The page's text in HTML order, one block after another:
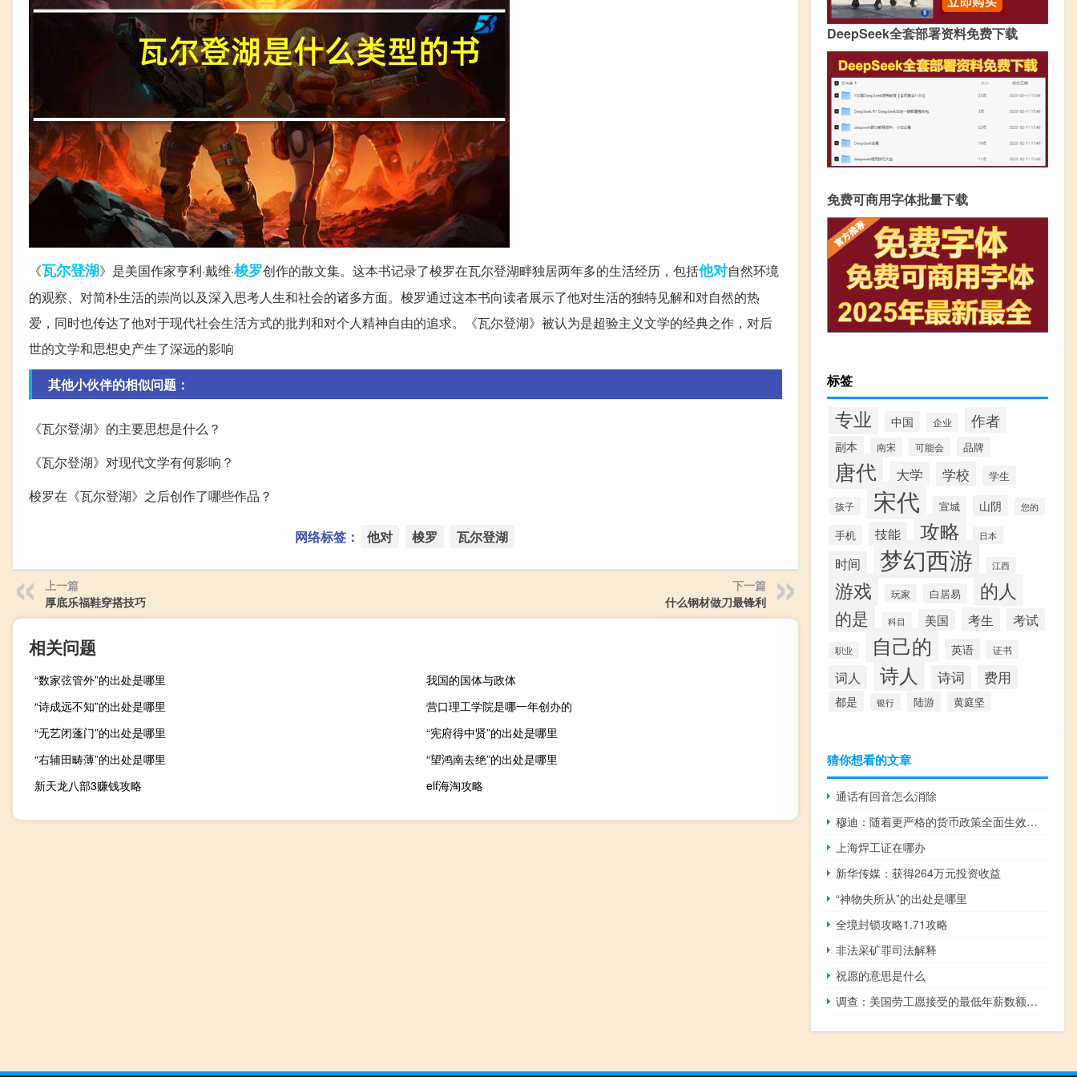
《瓦尔登湖》是美国作家亨利·戴维·梭罗创作的散文集。这本书记录了梭罗在瓦尔登湖畔独居两年多的生活经历，包括他对自然环境
的观察、对简朴生活的崇尚以及深入思考人生和社会的诸多方面。梭罗通过这本书向读者展示了他对生活的独特见解和对自然的热
爱，同时也传达了他对于现代社会生活方式的批判和对个人精神自由的追求。《瓦尔登湖》被认为是超验主义文学的经典之作，对后
世的文学和思想史产生了深远的影响
其他小伙伴的相似问题：
《瓦尔登湖》的主要思想是什么？
《瓦尔登湖》对现代文学有何影响？
梭罗在《瓦尔登湖》之后创作了哪些作品？
网络标签： 他对 梭罗 瓦尔登湖
上一篇
厚底乐福鞋穿搭技巧
下一篇
什么钢材做刀最锋利
相关问题
“数家弦管外”的出处是哪里
我国的国体与政体
“诗成远不知”的出处是哪里
营口理工学院是哪一年创办的
“无艺闭蓬门”的出处是哪里
“宪府得中贤”的出处是哪里
“右辅田畴薄”的出处是哪里
“望鸿南去绝”的出处是哪里
新天龙八部3赚钱攻略
elf海淘攻略
DeepSeek全套部署资料免费下载
免费可商用字体批量下载
标签
专业 中国 企业 作者
副本 南宋 可能会 品牌
唐代 大学 学校 学生
孩子 宋代 宣城 山阴 您的
手机 技能 攻略 日本
时间 梦幻西游 江西
游戏 玩家 白居易 的人
的是 科目 美国 考生 考试
职业 自己的 英语 证书
词人 诗人 诗词 费用
都是 银行 陆游 黄庭坚
猜你想看的文章
通话有回音怎么消除
穆迪：随着更严格的货币政策全面生效美国消费者的实力将会减弱
上海焊工证在哪办
新华传媒：获得264万元投资收益
“神物失所从”的出处是哪里
全境封锁攻略1.71攻略
非法采矿罪司法解释
祝愿的意思是什么
调查：美国劳工愿接受的最低年薪数额接近7.9万美元 达创纪录高点